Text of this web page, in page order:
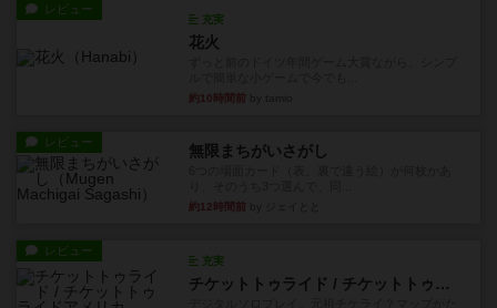
レビュー
充実
花火
約10時間前
レビュー 無限まちがいさがし
約12時間前
レビュー
充実
チケットトゥライド / チケットトゥライドアメリカ